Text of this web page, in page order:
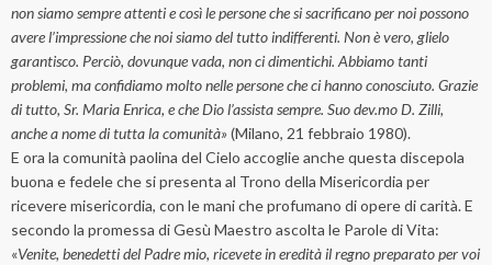
non siamo sempre attenti e così le persone che si sacrificano per noi possono
avere l’impressione che noi siamo del tutto indifferenti. Non è vero, glielo
garantisco. Perciò, dovunque vada, non ci dimentichi. Abbiamo tanti
problemi, ma confidiamo molto nelle persone che ci hanno conosciuto. Grazie
di tutto, Sr. Maria Enrica, e che Dio l’assista sempre. Suo dev.mo D. Zilli,
anche a nome di tutta la comunità» (Milano, 21 febbraio 1980).
E ora la comunità paolina del Cielo accoglie anche questa discepola
buona e fedele che si presenta al Trono della Misericordia per
ricevere misericordia, con le mani che profumano di opere di carità. E
secondo la promessa di Gesù Maestro ascolta le Parole di Vita:
«Venite, benedetti del Padre mio, ricevete in eredità il regno preparato per voi